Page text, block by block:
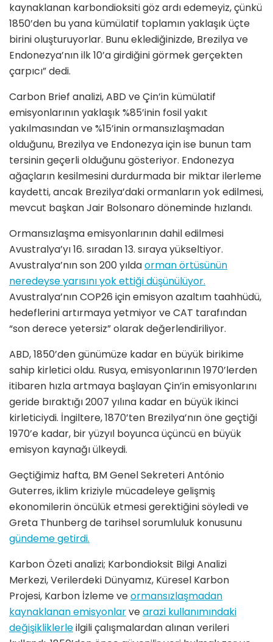
kaynaklanan karbondioksiti göz ardı edemeyiz, çünkü
1850’den bu yana kümülatif toplamın yaklaşık üçte
birini oluşturuyorlar. Bunu eklediğinizde, Brezilya ve
Endonezya’nın ilk 10’a girdiğini görmek gerçekten
çarpıcı” dedi.
Carbon Brief analizi, ABD ve Çin’in kümülatif
emisyonlarının yaklaşık %85’inin fosil yakıt
yakılmasından ve %15’inin ormansızlaşmadan
olduğunu, Brezilya ve Endonezya için ise bunun tam
tersinin geçerli olduğunu gösteriyor. Endonezya
ağaçların kesilmesini durdurmada bir miktar ilerleme
kaydetti, ancak Brezilya’daki ormanların yok edilmesi,
mevcut başkan Jair Bolsonaro döneminde hızlandı.
Ormansızlaşma emisyonlarının dahil edilmesi
Avustralya’yı 16. sıradan 13. sıraya yükseltiyor.
Avustralya’nın son 200 yıldaorman örtüsünün
neredeyse yarısını yok ettiği düşünülüyor.
Avustralya’nın COP26 için emisyon azaltım taahhüdü,
hedeflerini artırmaya yetmiyor ve CAT tarafından
“son derece yetersiz” olarak değerlendiriliyor.
ABD, 1850’den günümüze kadar en büyük birikime
sahip kirletici oldu. Rusya, emisyonlarının 1970’lerden
itibaren hızla artmaya başlayan Çin’in emisyonlarını
geride bıraktığı 2007 yılına kadar en büyük ikinci
kirleticiydi. İngiltere, 1870’ten Brezilya’nın öne geçtiği
1970’e kadar, bir yüzyıl boyunca üçüncü en büyük
emisyon kaynağı ülkeydi.
Geçtiğimiz hafta, BM Genel Sekreteri António
Guterres, iklim kriziyle mücadeleye gelişmiş
ekonomilerin öncülük etmesi gerektiğini söyledi ve
Greta Thunberg de tarihsel sorumluluk konusunu
gündeme getirdi.
Karbon Özeti analizi; Karbondioksit Bilgi Analizi
Merkezi, Verilerdeki Dünyamız, Küresel Karbon
Projesi, Karbon İzleme veormansızlaşmadan
kaynaklanan emisyonlarvearazi kullanımındaki
değişikliklerleilgili çalışmalardan alınan verileri